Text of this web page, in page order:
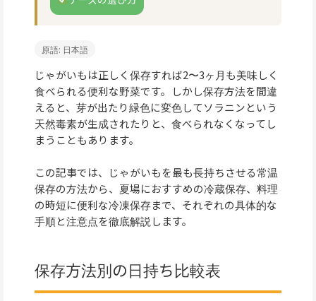
原語: 日本語
じゃがいもは正しく保存すれば2〜3ヶ月も美味しく
食べられる便利な野菜です。しかし保存方法を間違
えると、芽が出たり緑色に変色してソラニンという
天然毒素が生成されたりと、食べられなくなってし
まうこともあります。
この記事では、じゃがいもを最も長持ちさせる常温
保存の方法から、夏場におすすめの冷蔵保存、料理
の時短に便利な冷凍保存まで、それぞれの具体的な
手順と注意点を徹底解説します。
保存方法別の日持ち比較表